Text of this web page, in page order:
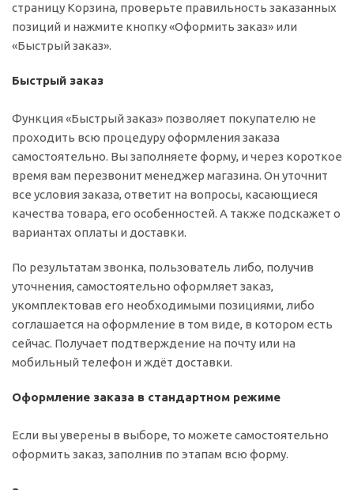
страницу Корзина, проверьте правильность заказанных
позиций и нажмите кнопку «Оформить заказ» или
«Быстрый заказ».
Быстрый заказ
Функция «Быстрый заказ» позволяет покупателю не
проходить всю процедуру оформления заказа
самостоятельно. Вы заполняете форму, и через короткое
время вам перезвонит менеджер магазина. Он уточнит
все условия заказа, ответит на вопросы, касающиеся
качества товара, его особенностей. А также подскажет о
вариантах оплаты и доставки.
По результатам звонка, пользователь либо, получив
уточнения, самостоятельно оформляет заказ,
укомплектовав его необходимыми позициями, либо
соглашается на оформление в том виде, в котором есть
сейчас. Получает подтверждение на почту или на
мобильный телефон и ждёт доставки.
Оформление заказа в стандартном режиме
Если вы уверены в выборе, то можете самостоятельно
оформить заказ, заполнив по этапам всю форму.